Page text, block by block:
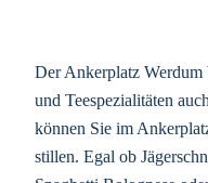
Der Ankerplatz Werdum
und Teespezialitäten
können Sie im
stillen. Egal ob